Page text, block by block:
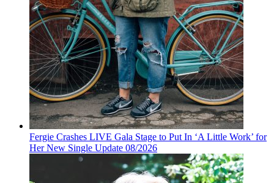
Fergie Crashes LIVE Gala Stage to Put In ‘A Little Work’ for
Her New Single Update 08/2026